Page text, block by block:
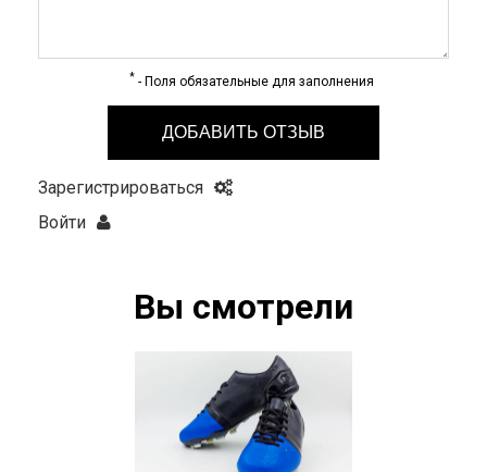
* - Поля обязательные для заполнения
ДОБАВИТЬ ОТЗЫВ
Зарегистрироваться
Войти
Вы смотрели